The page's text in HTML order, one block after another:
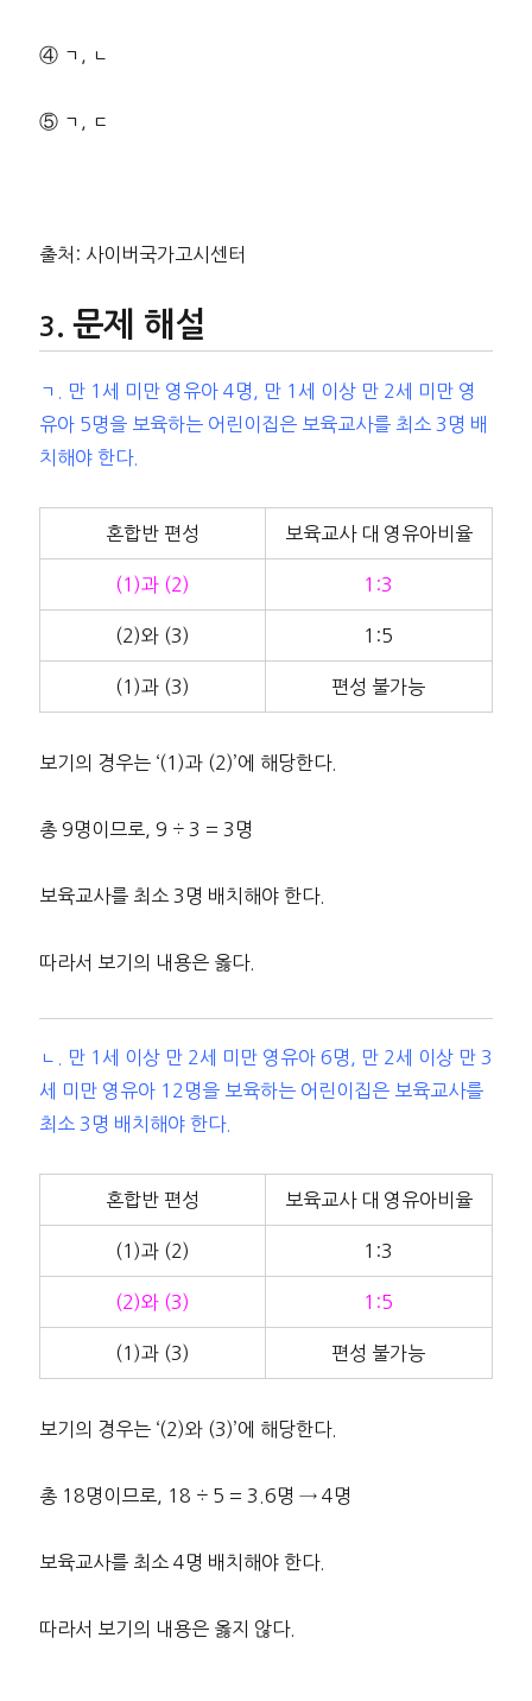
④ ㄱ, ㄴ
⑤ ㄱ, ㄷ
출처: 사이버국가고시센터
문제 해설
ㄱ. 만 1세 미만 영유아 4명, 만 1세 이상 만 2세 미만 영
유아 5명을 보육하는 어린이집은 보육교사를 최소 3명 배
치해야 한다.
혼합반 편성 보육교사 대 영유아비율
(1)과 (2) 1:3
(2)와 (3) 1:5
(1)과 (3) 편성 불가능
보기의 경우는 ‘(1)과 (2)’에 해당한다.
총 9명이므로, 9 ÷ 3 = 3명
보육교사를 최소 3명 배치해야 한다.
따라서 보기의 내용은 옳다.
ㄴ. 만 1세 이상 만 2세 미만 영유아 6명, 만 2세 이상 만 3
세 미만 영유아 12명을 보육하는 어린이집은 보육교사를
최소 3명 배치해야 한다.
혼합반 편성 보육교사 대 영유아비율
(1)과 (2) 1:3
(2)와 (3) 1:5
(1)과 (3) 편성 불가능
보기의 경우는 ‘(2)와 (3)’에 해당한다.
총 18명이므로, 18 ÷ 5 = 3.6명 → 4명
보육교사를 최소 4명 배치해야 한다.
따라서 보기의 내용은 옳지 않다.